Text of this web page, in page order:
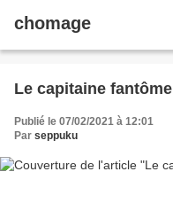
chomage
Le capitaine fantôme
Publié le 07/02/2021 à 12:01
Par seppuku